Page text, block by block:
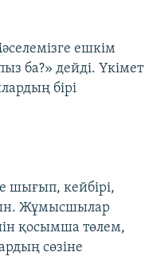
ешкім
ба?» дейді. Үкімет
бірі
шығып, кейбірі,
Жұмысшылар
қосымша төлем,
сөзіне